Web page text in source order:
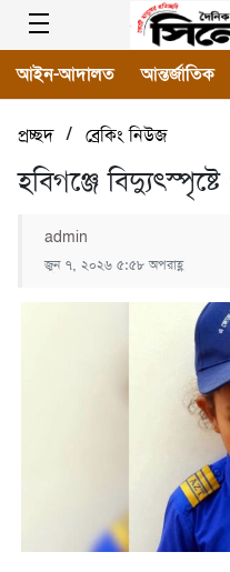
আইন-আদালত আন্তর্জাতিক
প্রচ্ছদ/ ব্রেকিং নিউজ
হবিগঞ্জে
admin
জুন ৭, ২০২৬ ৫:৫৮ অপরাহ্ণ